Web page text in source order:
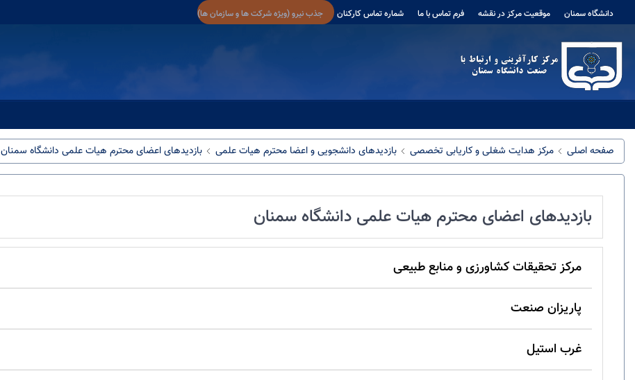
دانشگاه سمنان موقعیت مرکز در نقشه فرم تماس با ما شماره تماس کارکنان جذب نیرو (ویژه شرکت ها و سازمان ها)
صفحه اصلی مرکز هدایت شغلی و کاریابی تخصصی بازدیدهای دانشجویی و اعضا محترم هیات علمی بازدیدهای اعضای محترم هیات علمی دانشگاه سمنان
بازدیدهای اعضای محترم هیات علمی دانشگاه سمنان
مرکز تحقیقات کشاورزی و منابع طبیعی
پاریزان صنعت
غرب استیل